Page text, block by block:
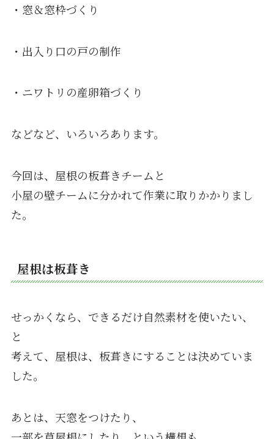
・窓＆窓枠づくり
・出入り口の戸の制作
・ニワトリの産卵箱づくり
などなど、いろいろあります。
今回は、屋根の板葺きチームと
小屋の壁チームに分かれて作業に取りかかりまし
た。
屋根は板葺き
せっかくなら、できるだけ自然素材を使いたい、
と
考えて、屋根は、板葺きにすることは決めていま
した。
あとは、天窓をつけたり、